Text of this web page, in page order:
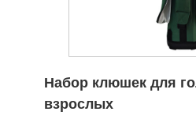
Набор клюшек для
взрослых